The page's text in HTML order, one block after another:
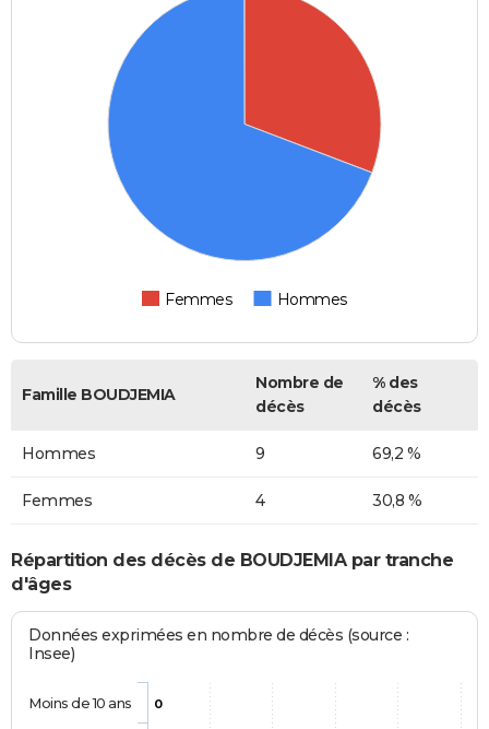
Femmes Hommes
Famille BOUDJEMIA
Nombre de
décès
% des
décès
Hommes 9 69,2 %
Femmes 4 30,8 %
Répartition des décès de BOUDJEMIA par tranche
d'âges
Données exprimées en nombre de décès (source :
Insee)
0
Moins de 10 ans